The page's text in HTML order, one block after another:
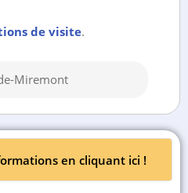
de visite.
Miremont
en cliquant ici !